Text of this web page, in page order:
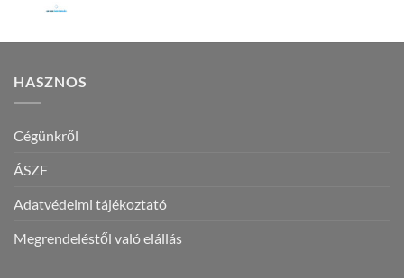
HASZNOS
Cégünkről
ÁSZF
Adatvédelmi tájékoztató
Megrendeléstől való elállás